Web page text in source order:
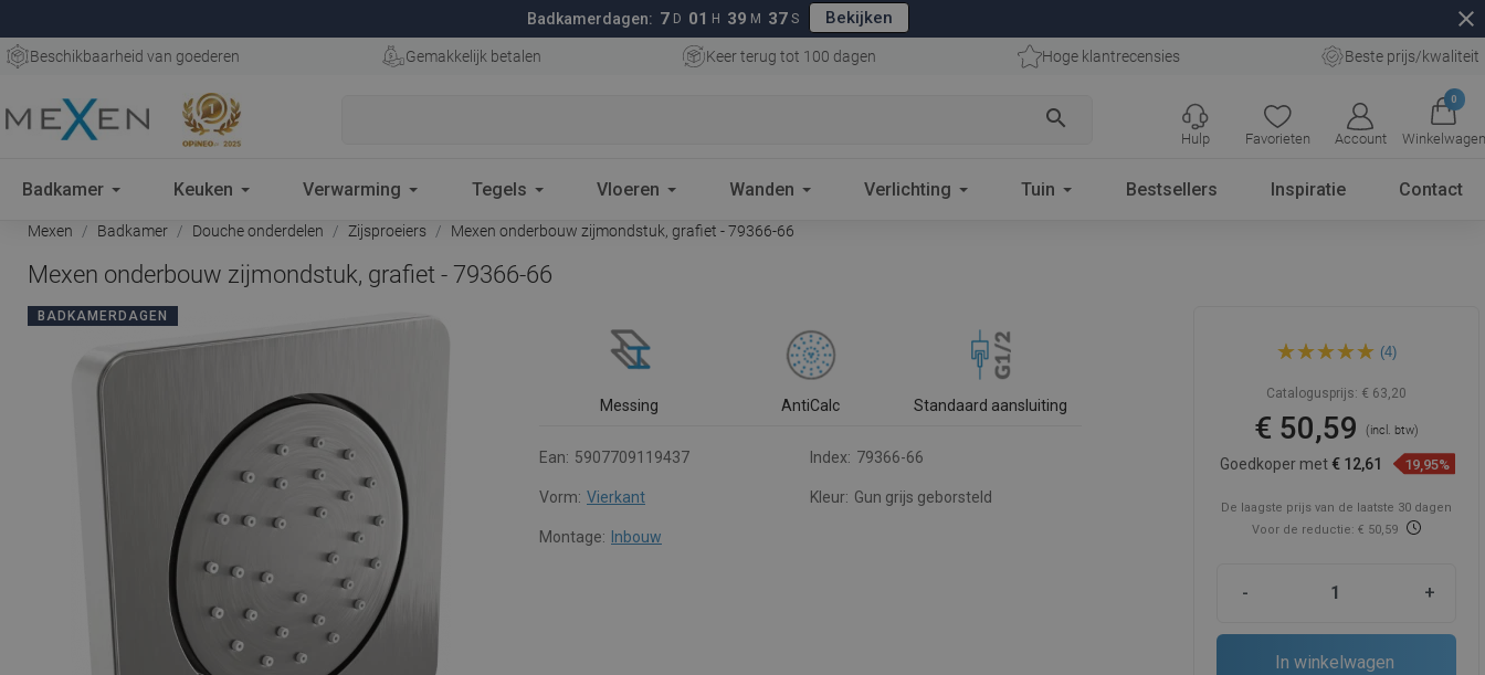
Badkamerdagen: 7 D 01 H 39 M 36 S Bekijken close
Beschikbaarheid van goederen Gemakkelijk betalen Keer terug tot 100 dagen Hoge klantrecensies Beste prijs/kwaliteit
search
Favorieten Account
0
Winkelwagen
Hulp
Badkamer Keuken Verwarming Tegels Vloeren Wanden Verlichting Tuin Bestsellers Inspiratie Contact
Mexen Badkamer Douche onderdelen Zijsproeiers Mexen onderbouw zijmondstuk, grafiet - 79366-66
Mexen onderbouw zijmondstuk, grafiet - 79366-66
BADKAMERDAGEN
Messing AntiCalc Standaard aansluiting
Ean: 5907709119437 Index: 79366-66
Vorm: Vierkant Kleur: Gun grijs geborsteld
Montage: Inbouw
zijmondstuk, grafiet - 79366-
(4)
Catalogusprijs: € 63,20
€ 50,59(incl. btw)
Goedkoper met € 12,61 19,95%
De laagste prijs van de laatste 30 dagen
Voor de reductie: € 50,59
- +
In winkelwagen